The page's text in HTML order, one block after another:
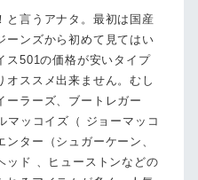
と言うアナタ。最初は国産
ーンズから初めて見てはい
ス501の価格が安いタイプ
オススメ出来ません。むし
ーラーズ、ブートレガー
マッコイズ（ ジョーマッコ
ター（シュガーケーン、
ッド 、ヒューストンなどの